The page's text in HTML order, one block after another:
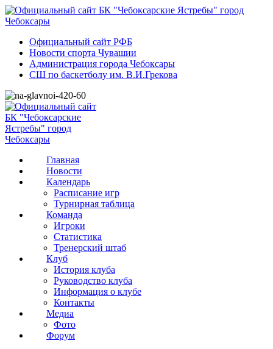
Официальный сайт РФБ
Новости спорта Чувашии
Администрация города Чебоксары
СШ по баскетболу им. В.И.Грекова
Главная
Новости
Календарь
Расписание игр
Турнирная таблица
Команда
Игроки
Статистика
Тренерский штаб
Клуб
История клуба
Руководство клуба
Информация о клубе
Контакты
Медиа
Фото
Форум